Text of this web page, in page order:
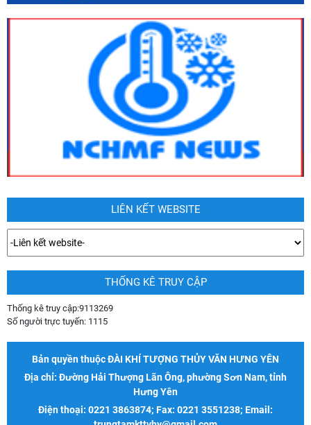
LIÊN KẾT WEBSITE
THỐNG KÊ TRUY CẬP
Thống kê truy cập:9113269
Số người trực tuyến: 1115
Bản quyền thuộc ĐÀI KHÍ TƯỢNG THỦY VĂN HƯNG YÊN
Địa chỉ: Đường Hải Thượng Lãn Ông, phường Sơn Nam, tỉnh
Hưng Yên
Điện thoại: 0221 3863874; Fax: 0221 3551238; Email: